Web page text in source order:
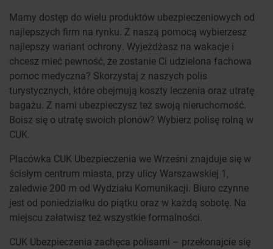
Mamy dostęp do wielu produktów ubezpieczeniowych od
najlepszych firm na rynku. Z naszą pomocą wybierzesz
najlepszy wariant ochrony. Wyjeżdżasz na wakacje i
chcesz mieć pewność, że zostanie Ci udzielona fachowa
pomoc medyczna? Skorzystaj z naszych polis
turystycznych, które obejmują koszty leczenia oraz utratę
bagażu. Z nami ubezpieczysz też swoją nieruchomość.
Boisz się o utratę swoich plonów? Wybierz polisę rolną w
CUK.
Placówka CUK Ubezpieczenia we Wrześni znajduje się w
ścisłym centrum miasta, przy ulicy Warszawskiej 1,
zaledwie 200 m od Wydziału Komunikacji. Biuro czynne
jest od poniedziałku do piątku oraz w każdą sobotę. Na
miejscu załatwisz też wszystkie formalności.
CUK Ubezpieczenia zachęca polisami – przekonajcie się